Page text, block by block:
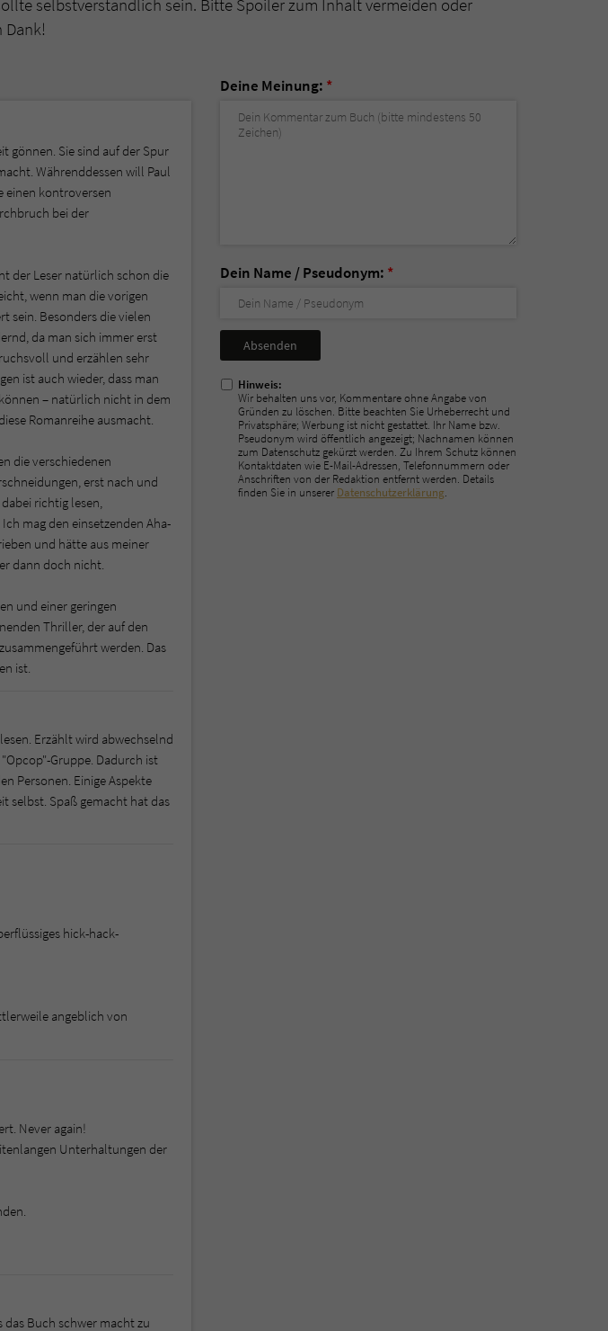
selbstverständlich sein. Bitte Spoiler zum Inhalt vermeiden oder
gönnen. Sie sind auf der Spur
Währenddessen will Paul
einen kontroversen
bei der
der Leser natürlich schon die
wenn man die vorigen
sein. Besonders die vielen
da man sich immer erst
und erzählen sehr
ist auch wieder, dass man
– natürlich nicht in dem
Romanreihe ausmacht.
die verschiedenen
erst nach und
richtig lesen,
mag den einsetzenden Aha-
und hätte aus meiner
dann doch nicht.
und einer geringen
Thriller, der auf den
werden. Das
ist.
Erzählt wird abwechselnd
Gruppe. Dadurch ist
Personen. Einige Aspekte
selbst. Spaß gemacht hat das
hick-hack-
angeblich von
Never again!
Unterhaltungen der
Buch schwer macht zu
Deine Meinung: *
Dein Name / Pseudonym: *
Nicht
ausfüllen!
Hinweis:
Wir behalten uns vor, Kommentare ohne Angabe von
Gründen zu löschen. Bitte beachten Sie Urheberrecht und
Privatsphäre; Werbung ist nicht gestattet. Ihr Name bzw.
Pseudonym wird öffentlich angezeigt; Nachnamen können
zum Datenschutz gekürzt werden. Zu Ihrem Schutz können
Kontaktdaten wie E-Mail-Adressen, Telefonnummern oder
Anschriften von der Redaktion entfernt werden. Details
finden Sie in unserer Datenschutzerklärung.